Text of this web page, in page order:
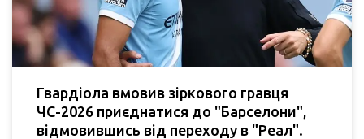
Гвардіола вмовив зіркового гравця
ЧС-2026 приєднатися до "Барселони",
відмовившись від переходу в "Реал".